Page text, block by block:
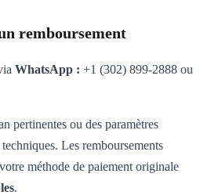
remboursement
WhatsApp : +1 (302) 899-2888 ou
pertinentes ou des paramètres
Les remboursements
méthode de paiement originale
.